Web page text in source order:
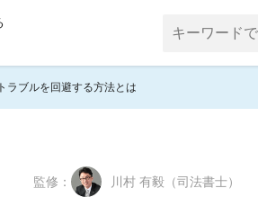
ラブルを回避する方法とは
監修： 川村 有毅（司法書士）